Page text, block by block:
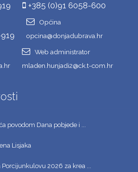
+385 (0)91 6058-600
Općina
opcina@donjadubrava.hr
Web administrator
mladen.hunjadi2@ck.t-com.hr
povodom Dana pobjede i ...
Lisjaka
2026 za krea ...